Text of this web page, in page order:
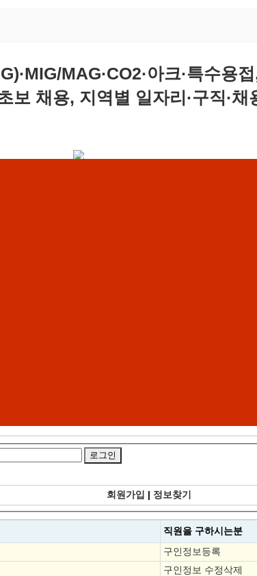
회원가입 | 정보찾기
직원을 구하시는분
구인정보등록
구인정보 수정삭제